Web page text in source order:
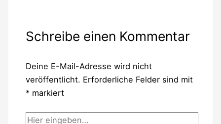
Schreibe einen Kommentar
Deine E-Mail-Adresse wird nicht
veröffentlicht. Erforderliche Felder sind mit
*markiert
Hier